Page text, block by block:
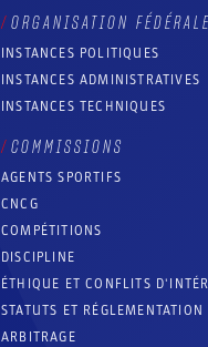
ORGANISATION FÉDÉRALE
INSTANCES POLITIQUES
INSTANCES ADMINISTRATIVES
INSTANCES TECHNIQUES
COMMISSIONS
AGENTS SPORTIFS
CNCG
COMPÉTITIONS
DISCIPLINE
ÉTHIQUE ET CONFLITS
STATUTS ET RÉGLEMENTATION
ARBITRAGE